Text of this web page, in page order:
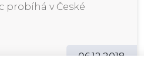
probíhá v České
06.12.2018